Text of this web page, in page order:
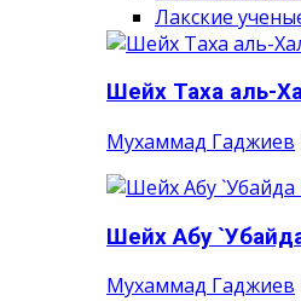
Лакские
Шейх Таха аль-
Мухаммад Гаджиев
Шейх Абу
Мухаммад Гаджиев